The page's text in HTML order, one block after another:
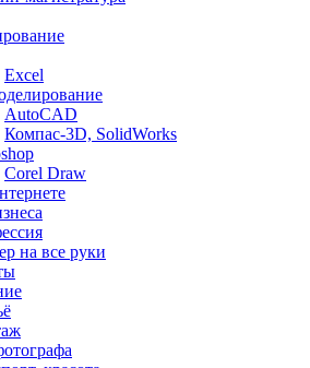
Excel
AutoCAD
Компас-3D, SolidWorks
Corel Draw
на все руки